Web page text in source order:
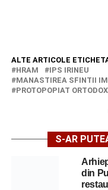
ALTE ARTICOLE
HRAM
IPS IRINEU
MANASTIREA SFINTII
PROTOPOPIAT
S-AR
din